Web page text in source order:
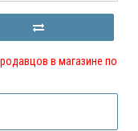
в магазине по